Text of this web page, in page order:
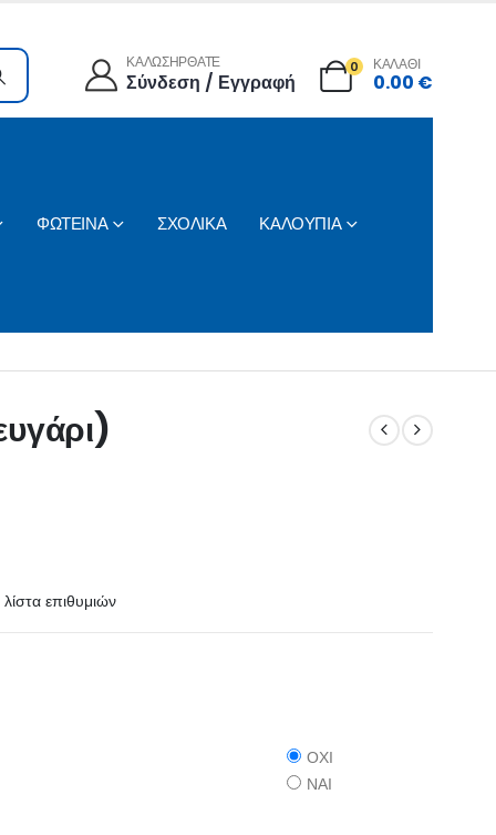
ΚΑΛΩΣΗΡΘΑΤΕ
Σύνδεση / Εγγραφή
0 ΚΑΛΑΘΙ
0.00 €
ΦΩΤΕΙΝΑ ΣΧΟΛΙΚΑ ΚΑΛΟΥΠΙΑ
επιθυμιών
ΟΧΙ
ΝΑΙ